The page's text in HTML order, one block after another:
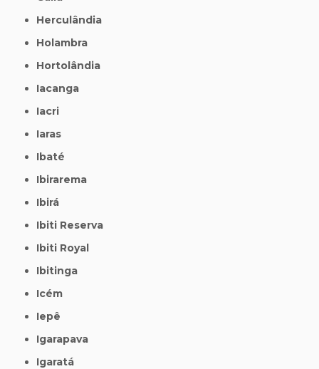
Herculândia
Holambra
Hortolândia
Iacanga
Iacri
Iaras
Ibaté
Ibirarema
Ibirá
Ibiti Reserva
Ibiti Royal
Ibitinga
Icém
Iepê
Igarapava
Igaratá